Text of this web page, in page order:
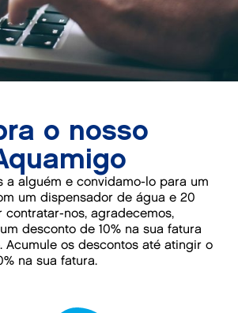
o nosso
a alguém e convidamo-lo para um
um dispensador de água e 20
contratar-nos, agradecemos,
desconto de 10% na sua fatura
Acumule os descontos até atingir o
na sua fatura.